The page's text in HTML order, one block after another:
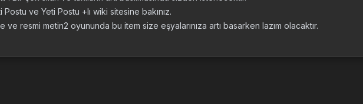
ve Yeti Postu +lı wiki sitesine bakınız.
resmi metin2 oyununda bu item size eşyalarınıza artı basarken lazım olacaktır.